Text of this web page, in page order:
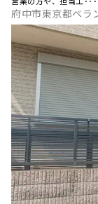
府中市東京都ベラ